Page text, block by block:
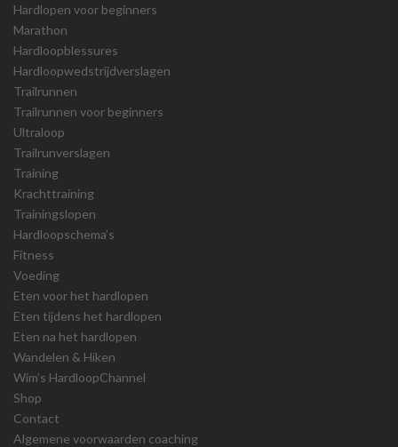
Hardlopen voor beginners
Marathon
Hardloopblessures
Hardloopwedstrijdverslagen
Trailrunnen
Trailrunnen voor beginners
Ultraloop
Trailrunverslagen
Training
Krachttraining
Trainingslopen
Hardloopschema’s
Fitness
Voeding
Eten voor het hardlopen
Eten tijdens het hardlopen
Eten na het hardlopen
Wandelen & Hiken
Wim’s HardloopChannel
Shop
Contact
Algemene voorwaarden coaching